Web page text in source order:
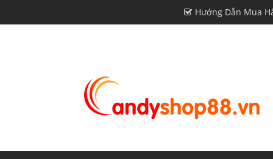
Hướng Dẫn Mua